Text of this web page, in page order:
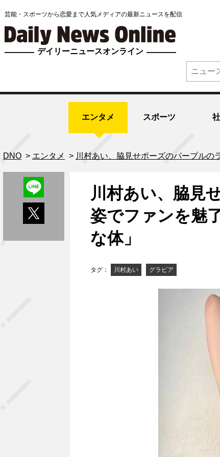
芸能・スポーツから恋愛まで人気メディアの最新ニュースを配信
デイリーニュースオンライン
エンタメ スポーツ
DNO > エンタメ > 川村あい、脇見せポーズのパープル
川村あい、脇見
姿でファンを魅
な体」
タグ： 川村あい グラビア